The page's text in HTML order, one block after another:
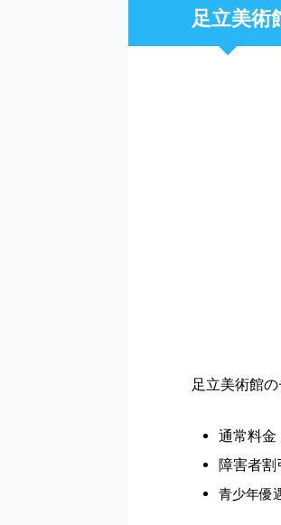
足立美術
足立美術館
通常料金
障害者割
青少年優